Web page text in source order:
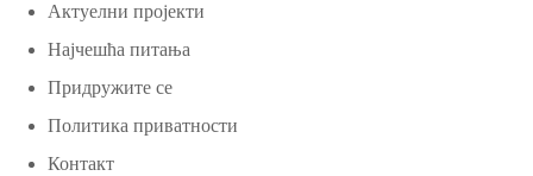
Актуелни пројекти
Најчешћа питања
Придружите се
Политика приватности
Контакт